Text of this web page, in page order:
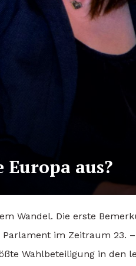
Europa aus?
Wandel. Die erste
im Zeitraum 23.
Wahlbeteiligung in den